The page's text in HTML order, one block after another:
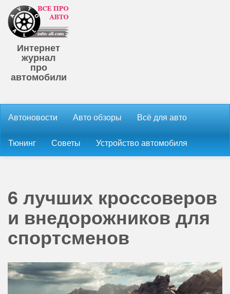
Интернет
журнал
про
автомобили
Автоновости Авто обзоры Всё для авто
Тюнинг Советы Устройство автомобиля
6 лучших кроссоверов
и внедорожников для
спортсменов